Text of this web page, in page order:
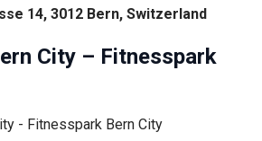
14, 3012 Bern, Switzerland
City – Fitnesspark